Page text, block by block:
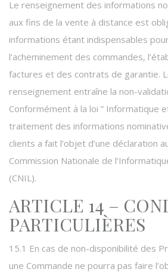
Le renseignement des informations
aux fins de la vente à distance est
informations étant indispensables
l’acheminement des commandes,
factures et des contrats de garantie.
renseignement entraîne la non-
Conformément à la loi ” Informatique
traitement des informations
clients a fait l’objet d’une déclaration
Commission Nationale de
(CNIL).
ARTICLE 14 –
PARTICULIÈRES
15.1 En cas de non-disponibilité des
une Commande ne pourra pas faire